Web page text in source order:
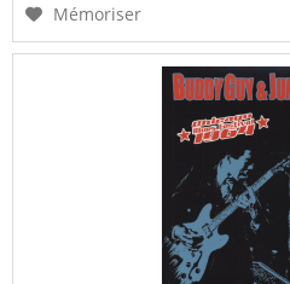
Mémoriser